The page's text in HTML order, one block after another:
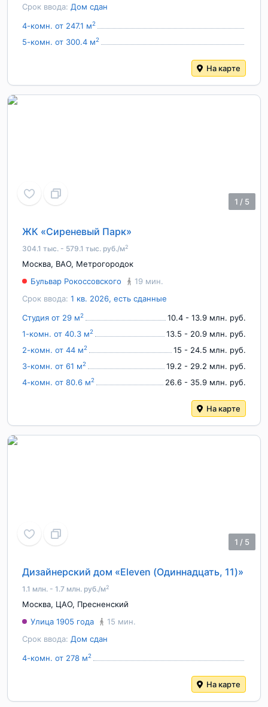
Срок ввода: Дом сдан
4-комн. от 247.1 м2
5-комн. от 300.4 м2
На карте
1 / 5
ЖК «Сиреневый Парк»
304.1 тыс. - 579.1 тыс. руб./м2
Москва, ВАО, Метрогородок
Срок ввода: 1 кв. 2026, есть сданные
Бульвар Рокоссовского 19 мин.
Студия от 29 м2
10.4 - 13.9 млн. руб.
1-комн. от 40.3 м2
13.5 - 20.9 млн. руб.
2-комн. от 44 м2
15 - 24.5 млн. руб.
3-комн. от 61 м2
19.2 - 29.2 млн. руб.
4-комн. от 80.6 м2 26.6 - 35.9 млн. руб.
На карте
1 / 5
Дизайнерский дом «Eleven (Одиннадцать, 11)»
1.1 млн. - 1.7 млн. руб./м2
Москва, ЦАО, Пресненский
Срок ввода: Дом сдан
Улица 1905 года 15 мин.
4-комн. от 278 м2
На карте